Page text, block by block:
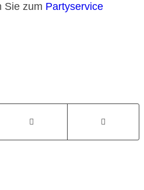
Sie zum Partyservice